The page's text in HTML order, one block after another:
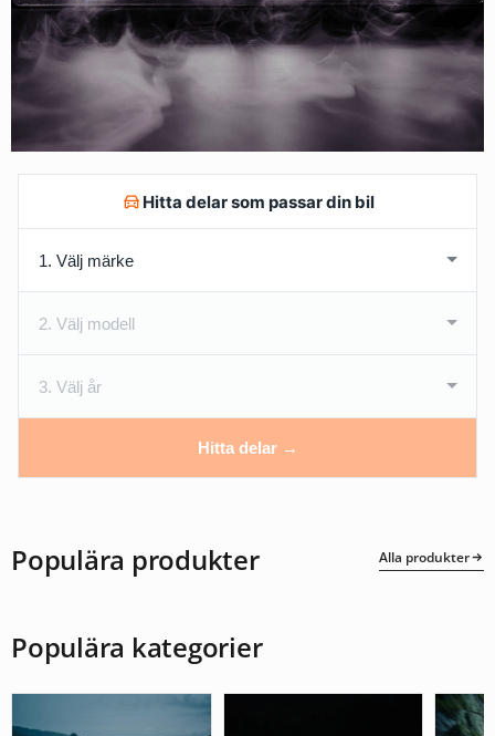
Hitta delar som passar din bil
Hitta delar →
Populära produkter Alla produkter
Populära kategorier